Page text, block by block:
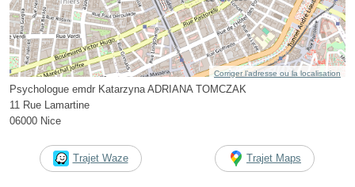
Corriger l’adresse ou la localisation
Psychologue emdr Katarzyna ADRIANA TOMCZAK
11 Rue Lamartine
06000 Nice
Trajet Waze Trajet Maps